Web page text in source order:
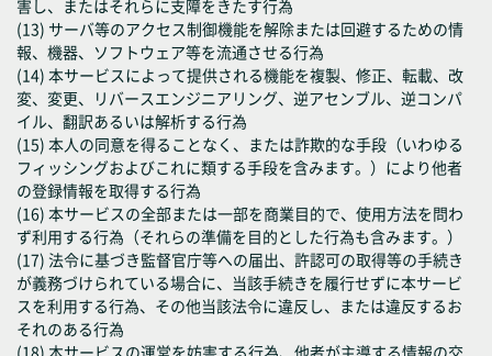
害し、またはそれらに支障をきたす行為
(13) サーバ等のアクセス制御機能を解除または回避するための情
報、機器、ソフトウェア等を流通させる行為
(14) 本サービスによって提供される機能を複製、修正、転載、改
変、変更、リバースエンジニアリング、逆アセンブル、逆コンパ
イル、翻訳あるいは解析する行為
(15) 本人の同意を得ることなく、または詐欺的な手段（いわゆる
フィッシングおよびこれに類する手段を含みます。）により他者
の登録情報を取得する行為
(16) 本サービスの全部または一部を商業目的で、使用方法を問わ
ず利用する行為（それらの準備を目的とした行為も含みます。）
(17) 法令に基づき監督官庁等への届出、許認可の取得等の手続き
が義務づけられている場合に、当該手続きを履行せずに本サービ
スを利用する行為、その他当該法令に違反し、または違反するお
それのある行為
(18) 本サービスの運営を妨害する行為、他者が主導する情報の交